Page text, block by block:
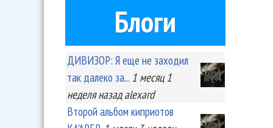
Блоги
ДИВИЗОР: Я еще не заходил
так далеко за... 1 месяц 1
неделяназад alexard
Второй альбом киприотов